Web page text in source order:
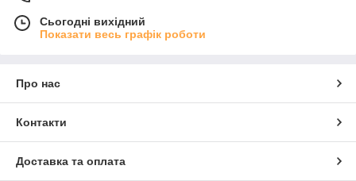
Сьогодні вихідний
Показати весь графік роботи
Про нас
Контакти
Доставка та оплата